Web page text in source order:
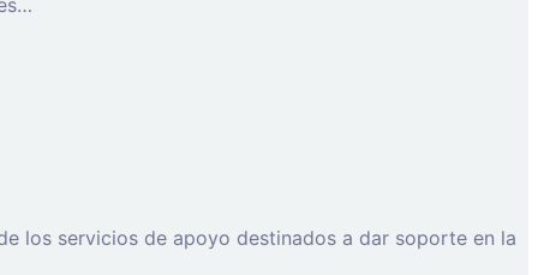
los servicios de apoyo destinados a dar soporte en la